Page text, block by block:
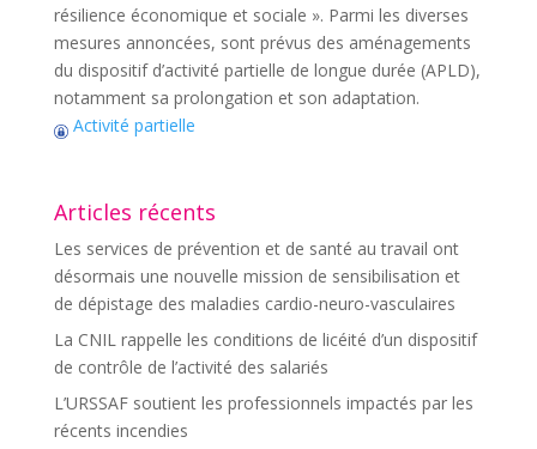
résilience économique et sociale ». Parmi les diverses
mesures annoncées, sont prévus des aménagements
du dispositif d’activité partielle de longue durée (APLD),
notamment sa prolongation et son adaptation.
Activité partielle
Articles récents
Les services de prévention et de santé au travail ont
désormais une nouvelle mission de sensibilisation et
de dépistage des maladies cardio-neuro-vasculaires
La CNIL rappelle les conditions de licéité d’un dispositif
de contrôle de l’activité des salariés
L’URSSAF soutient les professionnels impactés par les
récents incendies